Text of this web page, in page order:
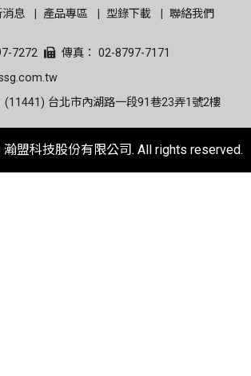
息 產品專區 型錄下載 聯絡我們
7272
傳真： 02-8797-7171
(11441) 台北市內湖路一段91巷23弄1號2樓
盟科技股份有限公司. All rights reserved.